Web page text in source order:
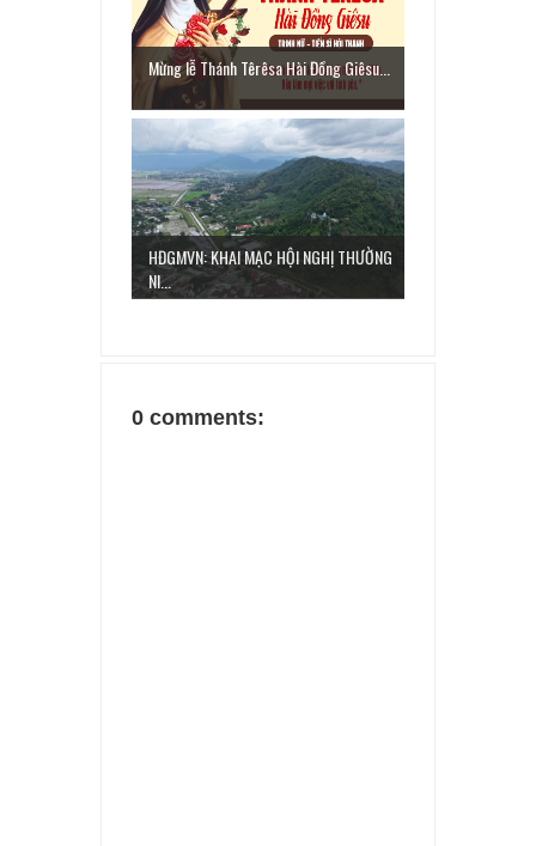
Mừng lễ Thánh Têrêsa Hài Đồng Giêsu...
HĐGMVN: KHAI MẠC HỘI NGHỊ THƯỜNG
NI...
0 comments: